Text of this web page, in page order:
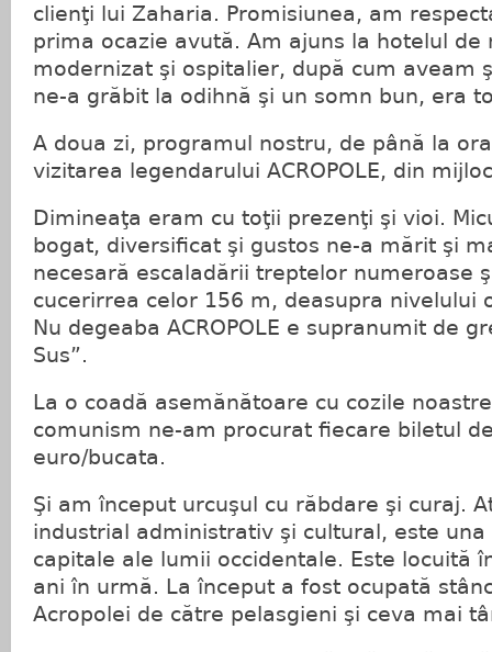
clienţi lui Zaharia. Promisiunea, am
prima ocazie avută. Am ajuns la hotelul de
modernizat şi ospitalier, după cum aveam
ne-a grăbit la odihnă şi un somn bun, era
A doua zi, programul nostru, de până la
vizitarea legendarului ACROPOLE, din
Dimineaţa eram cu toţii prezenţi şi vioi.
bogat, diversificat şi gustos ne-a mărit şi
necesară escaladării treptelor numeroase
cucerirrea celor 156 m, deasupra nivelului
Nu degeaba ACROPOLE e supranumit de
Sus”.
La o coadă asemănătoare cu cozile
comunism ne-am procurat fiecare biletul
euro/bucata.
Şi am început urcuşul cu răbdare şi curaj.
industrial administrativ şi cultural, este
capitale ale lumii occidentale. Este locuită
ani în urmă. La început a fost ocupată
Acropolei de către pelasgieni şi ceva mai